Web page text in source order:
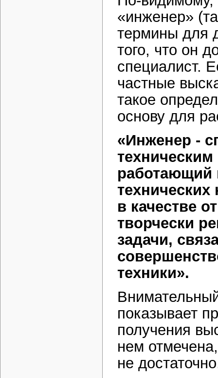
«инженер»
термины для
того, что он
специалист.
частные
такое
основу для
«Инженер -
работающий
в качестве
творчески
задачи,
техники».
показывает
получения
нем
не